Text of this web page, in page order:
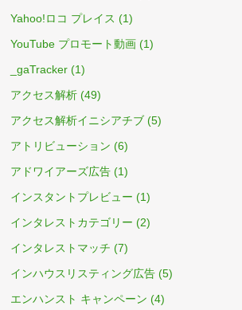
Yahoo!ロコ プレイス (1)
YouTube プロモート動画 (1)
_gaTracker (1)
アクセス解析 (49)
アクセス解析イニシアチブ (5)
アトリビューション (6)
アドワイアーズ広告 (1)
インスタントプレビュー (1)
インタレストカテゴリー (2)
インタレストマッチ (7)
インハウスリスティング広告 (5)
エンハンスト キャンペーン (4)